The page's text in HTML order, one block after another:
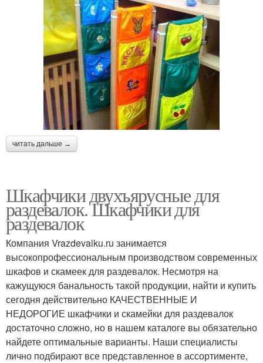
читать дальше →
Шкафчики двухъярусные для
раздевалок. Шкафчики для
раздевалок
Компания Vrazdevalku.ru занимается
высокопрофессиональным производством современных
шкафов и скамеек для раздевалок. Несмотря на
кажущуюся банальность такой продукции, найти и купить
сегодня действительно КАЧЕСТВЕННЫЕ И
НЕДОРОГИЕ шкафчики и скамейки для раздевалок
достаточно сложно, но в нашем каталоге вы обязательно
найдете оптимальные варианты. Наши специалисты
лично подбирают все представленное в ассортименте,